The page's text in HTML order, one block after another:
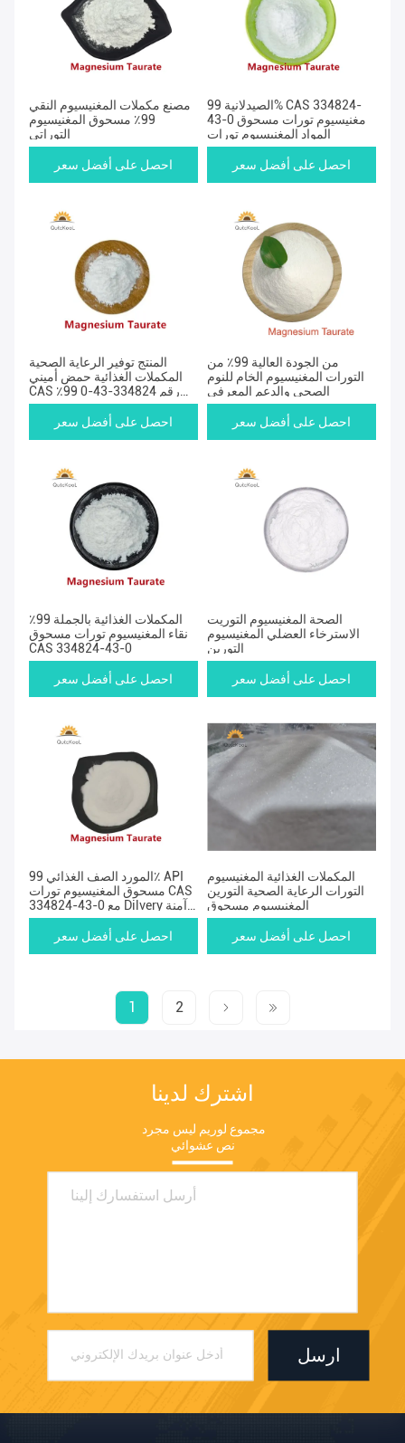
مصنع مكملات المغنيسيوم النقي
99٪ مسحوق المغنيسيوم
التوراتي
احصل على أفضل سعر
الصيدلانية 99% CAS 334824-
43-0 مغنيسيوم تورات مسحوق
المواد المغنيسيوم تورات
احصل على أفضل سعر
المنتج توفير الرعاية الصحية
المكملات الغذائية حمض أميني
CAS رقم 334824-43-0 99٪
مغنيسيوم تورات مسحوق
احصل على أفضل سعر
من الجودة العالية 99٪ من
التورات المغنيسيوم الخام للنوم
الصحي والدعم المعرفي
احصل على أفضل سعر
المكملات الغذائية بالجملة 99٪
نقاء المغنيسيوم تورات مسحوق
CAS 334824-43-0
احصل على أفضل سعر
الصحة المغنيسيوم التوريت
الاسترخاء العضلي المغنيسيوم
التورين
احصل على أفضل سعر
المورد الصف الغذائي 99٪ API
مسحوق المغنيسيوم تورات CAS
334824-43-0 مع Dilvery آمنة
إلى الولايات المتحدة، المملكة
المتحدة، أوروبا
احصل على أفضل سعر
المكملات الغذائية المغنيسيوم
التورات الرعاية الصحية التورين
المغنيسيوم مسحوق
احصل على أفضل سعر
1 2
اشترك لدينا
نص عشوائي
ارسل